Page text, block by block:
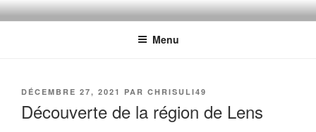
Aller
au
INTERNATIONAL POLICE
ASSOCIATION FRANCE
Délégation de PARIS
Menu
PUBLIÉ
DÉCEMBRE 27, 2021 PAR CHRISULI49
Découverte de la région de Lens